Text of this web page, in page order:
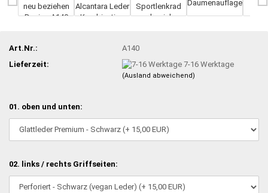
Art.Nr.:
A140
Lieferzeit:
7-16 Werktage
(Ausland abweichend)
01. oben und unten:
02. links / rechts Griffseiten: